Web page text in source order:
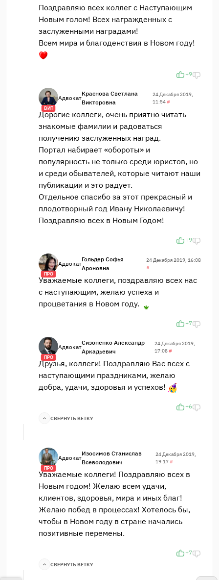
Поздравляю всех коллег с Наступающим
Новым голом! Всех награжденных с
заслуженными наградами!
Всем мира и благоденствия в Новом году!
+9
ВИП
Адвокат
Краснова Светлана
Викторовна
24 Декабря 2019,
11:54#
Дорогие коллеги, очень приятно читать
знакомые фамилии и радоваться
получению заслуженных наград.
Портал набирает «обороты» и
популярность не только среди юристов, но
и среди обывателей, которые читают наши
публикации и это радует.
Отдельное спасибо за этот прекрасный и
плодотворный год Ивану Николаевичу!
Поздравляю всех в Новым Годом!
+9
ПРО
Адвокат
Гольдер Софья
Ароновна
24 Декабря 2019, 16:08
#
Уважаемые коллеги, поздравляю всех нас
с наступающим, желаю успеха и
процветания в Новом году.
+7
ПРО
Адвокат
Сизоненко Александр
Аркадьевич
24 Декабря 2019,
17:08#
Друзья, коллеги! Поздравляю Вас всех с
наступающими праздниками, желаю
добра, удачи, здоровья и успехов!
+6
СВЕРНУТЬ ВЕТКУ
ПРО
Адвокат
Изосимов Станислав
Всеволодович
24 Декабря 2019,
19:17#
Уважаемые коллеги! Поздравляю всех в
Новым годом! Желаю всем удачи,
клиентов, здоровья, мира и иных благ!
Желаю побед в процессах! Хотелось бы,
чтобы в Новом году в стране начались
позитивные перемены.
+7
СВЕРНУТЬ ВЕТКУ